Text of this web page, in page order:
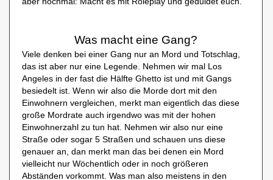
Was macht eine Gang?
Viele denken bei einer Gang nur an Mord und Totschlag,
das ist aber nur eine Legende. Nehmen wir mal Los
Angeles in der fast die Hälfte Ghetto ist und mit Gangs
besiedelt ist. Wenn wir also die Morde dort mit den
Einwohnern vergleichen, merkt man eigentlich das diese
große Mordrate auch irgendwo was mit der hohen
Einwohnerzahl zu tun hat. Nehmen wir also nur eine
Straße oder sogar 5 Straßen und schauen uns diese
genauer an, dan merkt man das bei denen ein Mord
vielleicht nur Wöchentlich oder in noch größeren
Abständen vorkommt. Was man also meistens in den